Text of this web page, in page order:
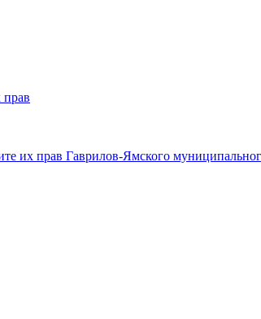
прав
их прав Гаврилов-Ямского